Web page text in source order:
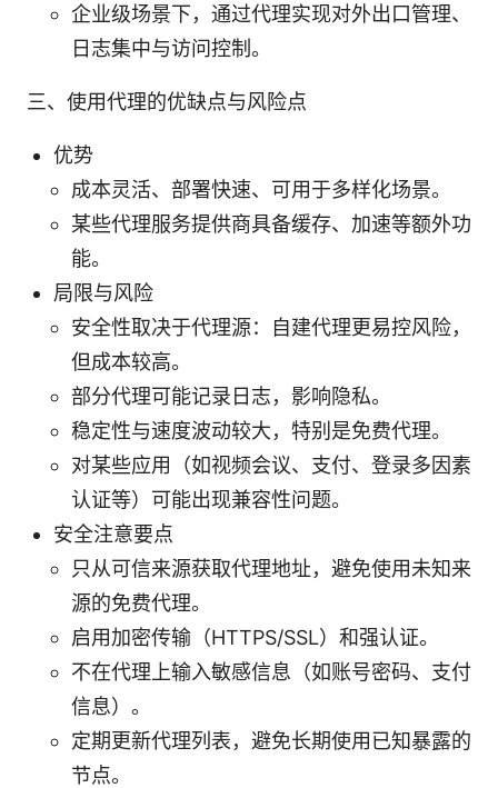
企业级场景下，通过代理实现对外出口管理、
日志集中与访问控制。
三、使用代理的优缺点与风险点
优势
成本灵活、部署快速、可用于多样化场景。
某些代理服务提供商具备缓存、加速等额外功
能。
局限与风险
安全性取决于代理源：自建代理更易控风险，
但成本较高。
部分代理可能记录日志，影响隐私。
稳定性与速度波动较大，特别是免费代理。
对某些应用（如视频会议、支付、登录多因素
认证等）可能出现兼容性问题。
安全注意要点
只从可信来源获取代理地址，避免使用未知来
源的免费代理。
启用加密传输（HTTPS/SSL）和强认证。
不在代理上输入敏感信息（如账号密码、支付
信息）。
定期更新代理列表，避免长期使用已知暴露的
节点。